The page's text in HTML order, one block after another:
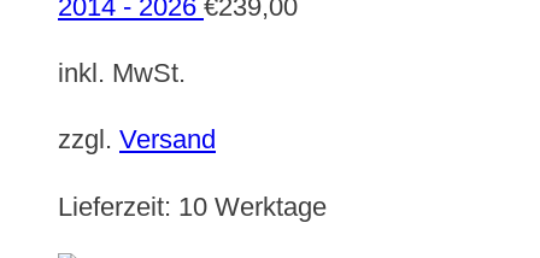
2014 - 2026 €239,00
inkl. MwSt.
zzgl. Versand
Lieferzeit: 10 Werktage